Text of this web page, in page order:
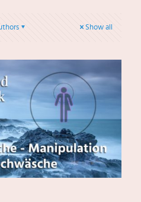
Show all